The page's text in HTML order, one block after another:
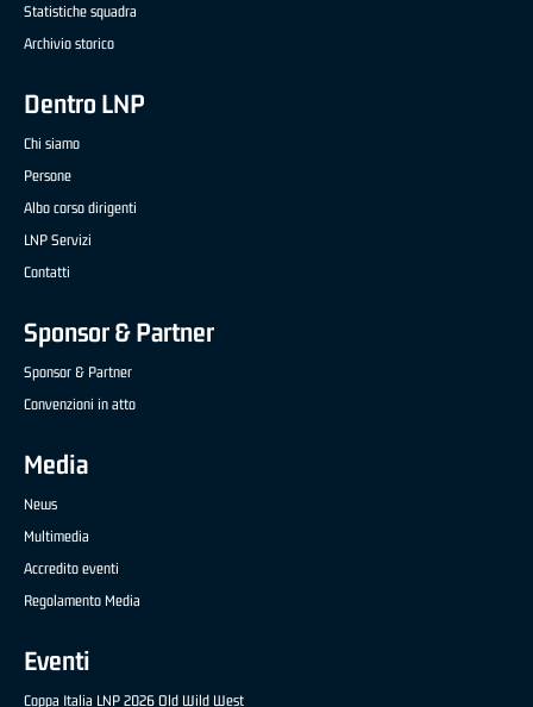
Statistiche squadra
Archivio storico
Dentro LNP
Chi siamo
Persone
Albo corso dirigenti
LNP Servizi
Contatti
Sponsor & Partner
Sponsor & Partner
Convenzioni in atto
Media
News
Multimedia
Accredito eventi
Regolamento Media
Eventi
Coppa Italia LNP 2026 Old Wild West